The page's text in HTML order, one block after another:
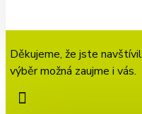
Děkujeme, že jste
výběr možná zaujme i vás.